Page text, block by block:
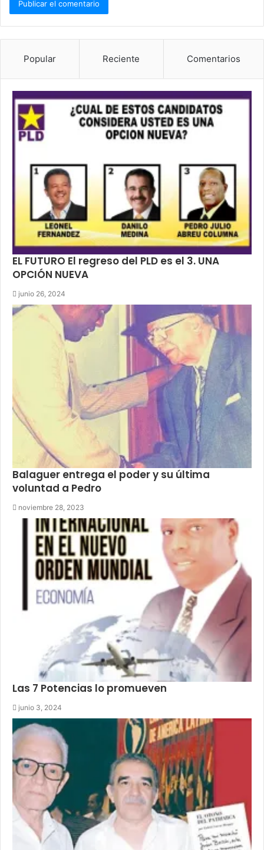
Popular Reciente Comentarios
EL FUTURO El regreso del PLD es el 3. UNA
OPCIÓN NUEVA
junio 26, 2024
Balaguer entrega el poder y su última
voluntad a Pedro
noviembre 28, 2023
Las 7 Potencias lo promueven
junio 3, 2024